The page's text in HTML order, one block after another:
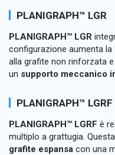
PLANIGRAPH™ LGR
PLANIGRAPH™ LGR
configurazione aumenta
alla grafite non rinforzata
un supporto meccanico
PLANIGRAPH™ LGRF
PLANIGRAPH™ LGRF è
multiplo a grattugia.
grafite espansa con una